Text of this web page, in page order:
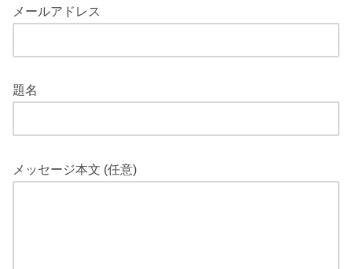
メールアドレス
題名
メッセージ本文 (任意)